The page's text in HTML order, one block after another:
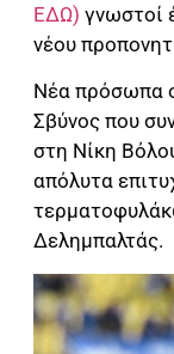
ΕΔΩ) γνωστοί
νέου
Νέα πρόσωπα
Σβύνος που
στη Νίκη
απόλυτα
Δελημπαλτάς.